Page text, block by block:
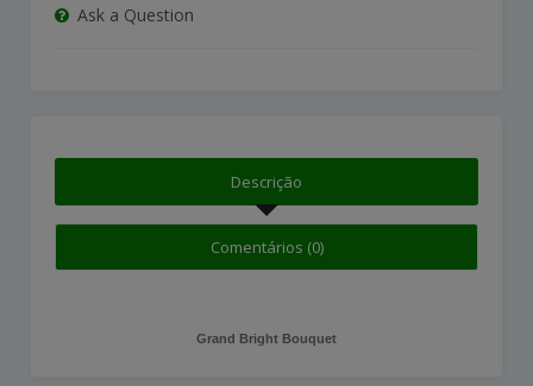
Ask a Question
Descrição
Comentários (0)
Grand Bright Bouquet